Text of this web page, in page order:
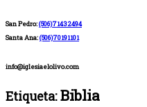
San Pedro:(506)71432494
Santa Ana:(506)70191101
info@iglesiaelolivo.com
Etiqueta:Biblia